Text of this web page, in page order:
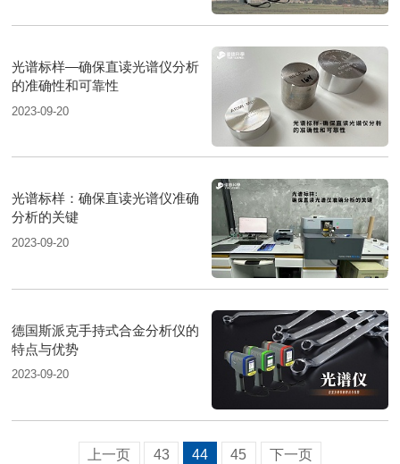
光谱标样—确保直读光谱仪分析
的准确性和可靠性
2023-09-20
光谱标样：确保直读光谱仪准确
分析的关键
2023-09-20
德国斯派克手持式合金分析仪的
特点与优势
2023-09-20
上一页 43 44 45 下一页